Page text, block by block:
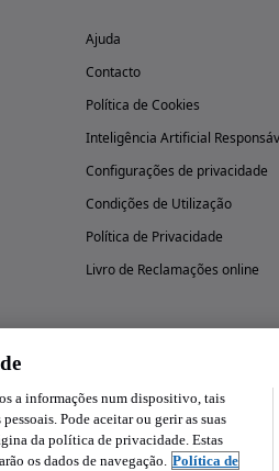
Ajuda
Contacto
Política de Cookies
Inteligência Artificial
Configurações de privacidade
Condições de Utilização
Política de Privacidade
Livro de Reclamações online
a informações num dispositivo, tais
Pode aceitar ou gerir as suas
da política de privacidade. Estas
os dados de navegação. Política de